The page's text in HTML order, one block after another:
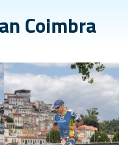
Coimbra